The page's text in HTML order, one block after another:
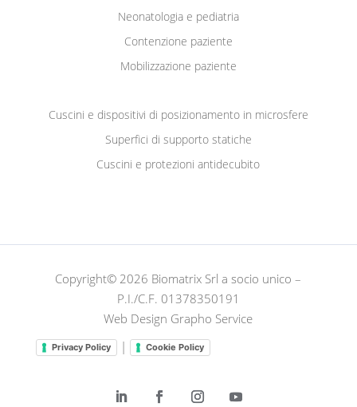
Neonatologia e pediatria
Contenzione paziente
Mobilizzazione paziente
Cuscini e dispositivi di posizionamento in microsfere
Superfici di supporto statiche
Cuscini e protezioni antidecubito
Copyright© 2026 Biomatrix Srl a socio unico –
P.I./C.F. 01378350191
Web Design Grapho Service
Privacy Policy | Cookie Policy